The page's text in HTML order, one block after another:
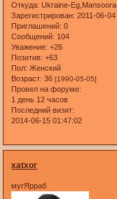
Откуда: Ukraine-Eg,Mansoora
Зарегистрирован: 2011-06-04
Приглашений: 0
Сообщений: 104
Уважение: +26
Позитив: +63
Пол: Женский
Возраст: 36[1990-05-05]
Провел на форуме:
1 день 12 часов
Последний визит:
2014-06-15 01:47:02
xatxor
мугЯрраб